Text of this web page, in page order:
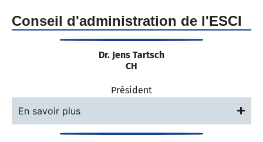
Conseil d'administration de l'ESCI
Dr. Jens Tartsch
CH
Président
En savoir plus